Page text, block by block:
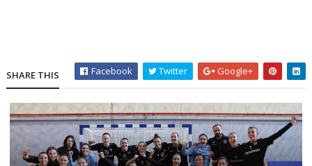
SHARE THIS Facebook Twitter Google+